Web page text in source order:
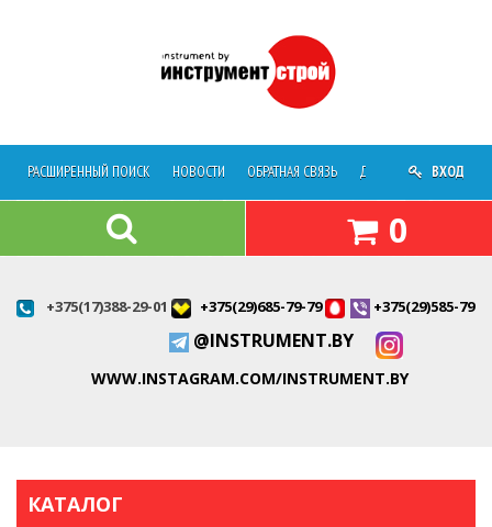
РАСШИРЕННЫЙ ПОИСК НОВОСТИ ОБРАТНАЯ СВЯЗЬ ДОСТАВКА О
ВХОД
0
+375(17)388-29-01 +375(29)685-79-79 +375(29)585-79-
@INSTRUMENT.BY
WWW.INSTAGRAM.COM/INSTRUMENT.BY
КАТАЛОГ